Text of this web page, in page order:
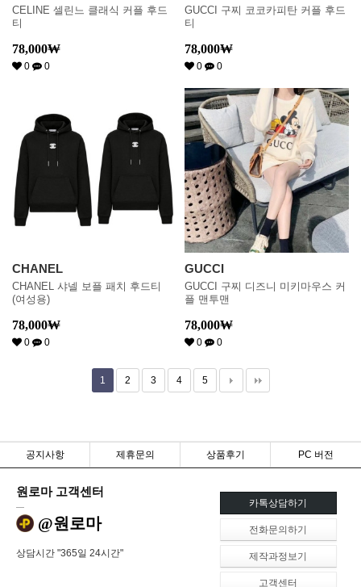
CELINE 셀린느 클래식 커플 후드
티
78,000₩
0 0
GUCCI 구찌 코코카피탄 커플 후드
티
78,000₩
0 0
CHANEL
CHANEL 샤넬 보플 패치 후드티
(여성용)
78,000₩
0 0
GUCCI
GUCCI 구찌 디즈니 미키마우스 커
플 맨투맨
78,000₩
0 0
1 2 3 4 5
공지사항 제휴문의 상품후기 PC 버전
원로마 고객센터
@원로마
상담시간 "365일 24시간"
카톡상담하기
전화문의하기
제작과정보기
고객센터